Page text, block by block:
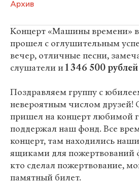
Архив
Концерт «Машины времени»
прошел с оглушительным
вечер, отличные песни,
слушатели и1 346 500 рублей
Поздравляем группу с
невероятным числом друзей!
пришел на концерт любимой
поддержал наш фонд. Все
концерт, там находились
ящиками для
кто сделал пожертвование,
памятный билет.